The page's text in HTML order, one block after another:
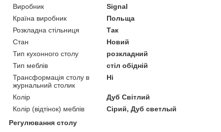
Виробник
Signal
Країна виробник
Польща
Розкладна стільниця
Так
Стан
Новий
Тип кухонного столу
розкладний
Тип меблів
стіл обідній
Трансформація столу в
журнальний столик
Ні
Колір
Дуб Світлий
Колір (відтінок) меблів
Сірий, Дуб светлый
Регулювання столу